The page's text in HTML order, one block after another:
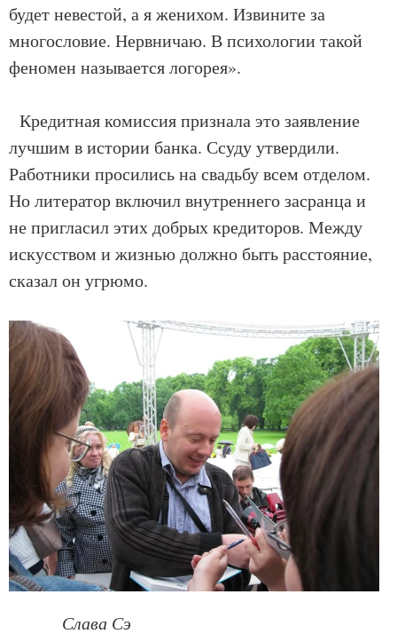
будет невестой, а я женихом. Извините за
многословие. Нервничаю. В психологии такой
феномен называется логорея».
Кредитная комиссия признала это заявление
лучшим в истории банка. Ссуду утвердили.
Работники просились на свадьбу всем отделом.
Но литератор включил внутреннего засранца и
не пригласил этих добрых кредиторов. Между
искусством и жизнью должно быть расстояние,
сказал он угрюмо.
Слава Сэ